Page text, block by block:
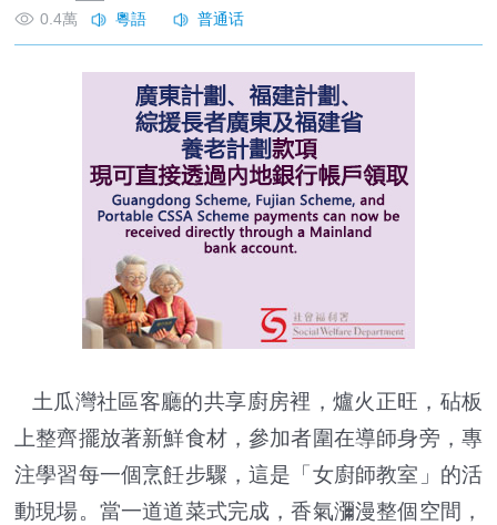
0.4萬
土瓜灣社區客廳的共享廚房裡，爐火正旺，砧板
上整齊擺放著新鮮食材，參加者圍在導師身旁，專
注學習每一個烹飪步驟，這是「女廚師教室」的活
動現場。當一道道菜式完成，香氣瀰漫整個空間，